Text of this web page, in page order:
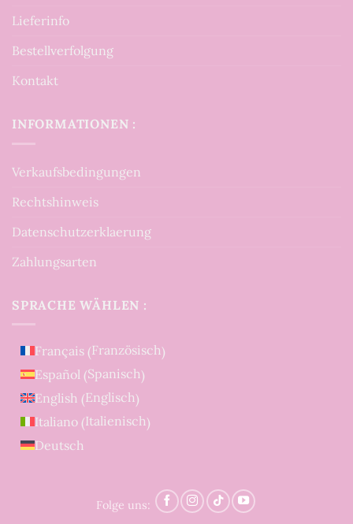
Lieferinfo
Bestellverfolgung
Kontakt
INFORMATIONEN :
Verkaufsbedingungen
Rechtshinweis
Datenschutzerklaerung
Zahlungsarten
SPRACHE WÄHLEN :
Français (Französisch)
Español (Spanisch)
English (Englisch)
Italiano (Italienisch)
Deutsch
Folge uns: